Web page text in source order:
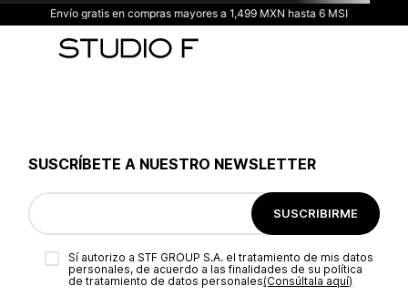
Envío gratis en compras mayores a 1,499 MXN hasta 6 MSI
SUSCRÍBETE A NUESTRO NEWSLETTER
SUSCRIBIRME
Sí autorizo a STF GROUP S.A. el tratamiento de mis datos
personales, de acuerdo a las finalidades de su política
de tratamiento de datos personales‎(Consúltala aquí)